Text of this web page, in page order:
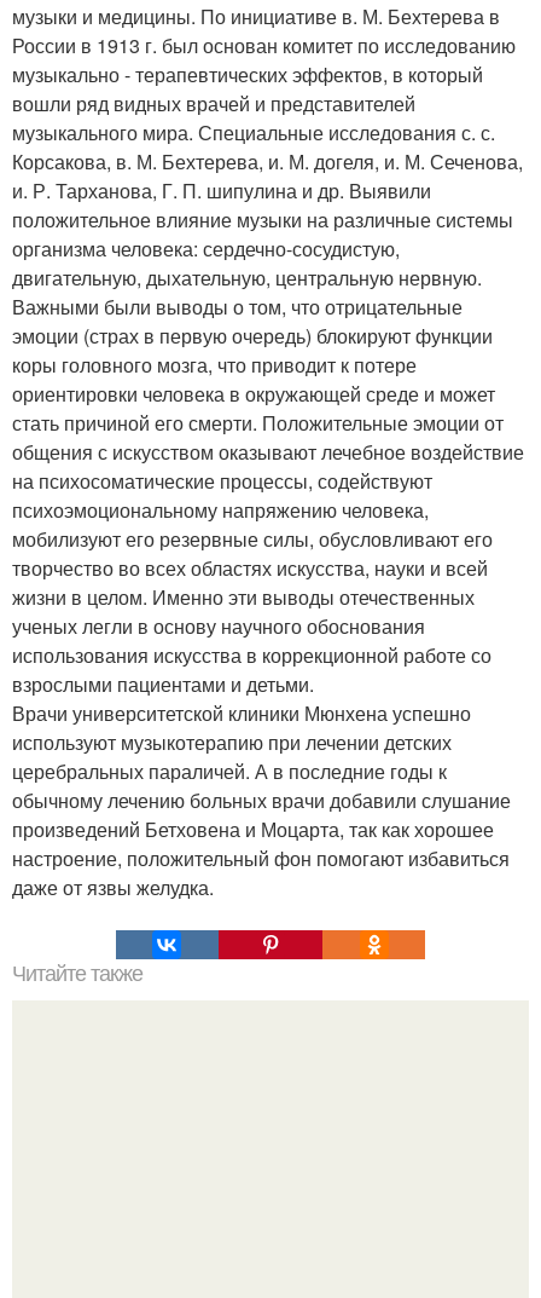
музыки и медицины. По инициативе в. М. Бехтерева в
России в 1913 г. был основан комитет по исследованию
музыкально - терапевтических эффектов, в который
вошли ряд видных врачей и представителей
музыкального мира. Специальные исследования с. с.
Корсакова, в. М. Бехтерева, и. М. догеля, и. М. Сеченова,
и. Р. Тарханова, Г. П. шипулина и др. Выявили
положительное влияние музыки на различные системы
организма человека: сердечно-сосудистую,
двигательную, дыхательную, центральную нервную.
Важными были выводы о том, что отрицательные
эмоции (страх в первую очередь) блокируют функции
коры головного мозга, что приводит к потере
ориентировки человека в окружающей среде и может
стать причиной его смерти. Положительные эмоции от
общения с искусством оказывают лечебное воздействие
на психосоматические процессы, содействуют
психоэмоциональному напряжению человека,
мобилизуют его резервные силы, обусловливают его
творчество во всех областях искусства, науки и всей
жизни в целом. Именно эти выводы отечественных
ученых легли в основу научного обоснования
использования искусства в коррекционной работе со
взрослыми пациентами и детьми.
Врачи университетской клиники Мюнхена успешно
используют музыкотерапию при лечении детских
церебральных параличей. А в последние годы к
обычному лечению больных врачи добавили слушание
произведений Бетховена и Моцарта, так как хорошее
настроение, положительный фон помогают избавиться
даже от язвы желудка.
Читайте также